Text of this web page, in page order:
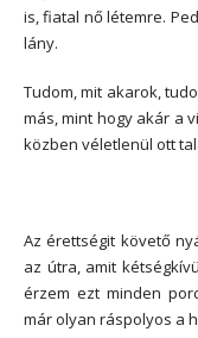
is, fiatal nő létemre.
lány.
Tudom, mit akarok,
más, mint hogy akár a
közben véletlenül ott
Az érettségit követő
az útra, amit
érzem ezt minden
már olyan ráspolyos a